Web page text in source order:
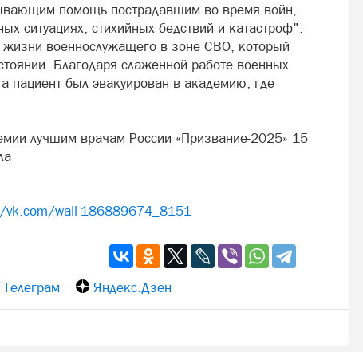
помощь пострадавшим во время войн,
ситуациях, стихийных бедствий и катастроф".
военнослужащего в зоне СВО, который
Благодаря слаженной работе военных
пациент был эвакуирован в академию, где
лучшим врачам России «Призвание-2025» 15
wall-186889674_8151
Телеграм Яндекс.Дзен